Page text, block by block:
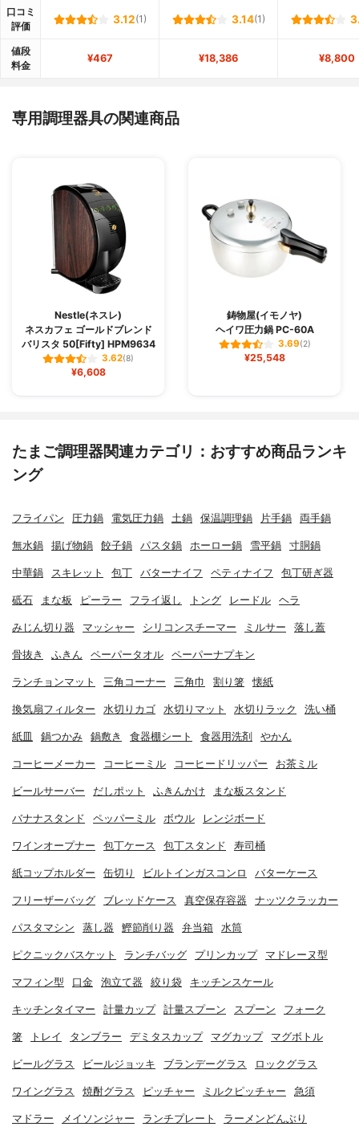
口コミ
評価
3.12(1) 3.14(1)
値段
料金
¥467 ¥18,386 ¥8,800
専用調理器具の関連商品
Nestle(ネスレ)
ネスカフェ ゴールドブレンド
バリスタ 50[Fifty] HPM9634
3.62(8)
¥6,608
鋳物屋(イモノヤ)
ヘイワ圧力鍋 PC-60A
3.69(2)
¥25,548
たまご調理器関連カテゴリ：おすすめ商品ランキ
ング
フライパン 圧力鍋 電気圧力鍋 土鍋 保温調理鍋 片手鍋 両手鍋
無水鍋 揚げ物鍋 餃子鍋 パスタ鍋 ホーロー鍋 雪平鍋 寸胴鍋
中華鍋 スキレット 包丁 バターナイフ ペティナイフ 包丁研ぎ器
砥石 まな板 ピーラー フライ返し トング レードル ヘラ
みじん切り器 マッシャー シリコンスチーマー ミルサー 落し蓋
骨抜き ふきん ペーパータオル ペーパーナプキン
ランチョンマット 三角コーナー 三角巾 割り箸 懐紙
換気扇フィルター 水切りカゴ 水切りマット 水切りラック 洗い桶
紙皿 鍋つかみ 鍋敷き 食器棚シート 食器用洗剤 やかん
コーヒーメーカー コーヒーミル コーヒードリッパー お茶ミル
ビールサーバー だしポット ふきんかけ まな板スタンド
バナナスタンド ペッパーミル ボウル レンジボード
ワインオープナー 包丁ケース 包丁スタンド 寿司桶
紙コップホルダー 缶切り ビルトインガスコンロ バターケース
フリーザーバッグ ブレッドケース 真空保存容器 ナッツクラッカー
パスタマシン 蒸し器 鰹節削り器 弁当箱 水筒
ピクニックバスケット ランチバッグ プリンカップ マドレーヌ型
マフィン型 口金 泡立て器 絞り袋 キッチンスケール
キッチンタイマー 計量カップ 計量スプーン スプーン フォーク
箸 トレイ タンブラー デミタスカップ マグカップ マグボトル
ビールグラス ビールジョッキ ブランデーグラス ロックグラス
ワイングラス 焼酎グラス ピッチャー ミルクピッチャー 急須
マドラー メイソンジャー ランチプレート ラーメンどんぶり